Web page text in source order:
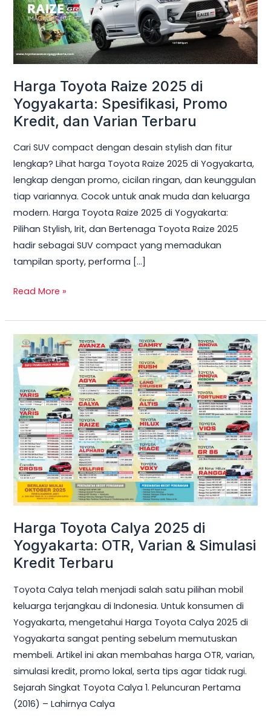
Harga Toyota Raize 2025 di
Yogyakarta: Spesifikasi, Promo
Kredit, dan Varian Terbaru
Cari SUV compact dengan desain stylish dan fitur
lengkap? Lihat harga Toyota Raize 2025 di Yogyakarta,
lengkap dengan promo, cicilan ringan, dan keunggulan
tiap variannya. Cocok untuk anak muda dan keluarga
modern. Harga Toyota Raize 2025 di Yogyakarta:
Pilihan Stylish, Irit, dan Bertenaga Toyota Raize 2025
hadir sebagai SUV compact yang memadukan
tampilan sporty, performa […]
di
Yogyakarta:
Spesifikasi,
Promo
Kredit,
dan
Varian
Read More »
Harga Toyota Calya 2025 di
Yogyakarta: OTR, Varian & Simulasi
Kredit Terbaru
Toyota Calya telah menjadi salah satu pilihan mobil
keluarga terjangkau di Indonesia. Untuk konsumen di
Yogyakarta, mengetahui Harga Toyota Calya 2025 di
Yogyakarta sangat penting sebelum memutuskan
membeli. Artikel ini akan membahas harga OTR, varian,
simulasi kredit, promo lokal, serta tips agar tidak rugi.
Sejarah Singkat Toyota Calya 1. Peluncuran Pertama
(2016) – Lahirnya Calya
Harga
Toyota
Calya
2025
di
Yogyakarta:
OTR,
Varian
&
Simulasi
Kredit
Terbaru